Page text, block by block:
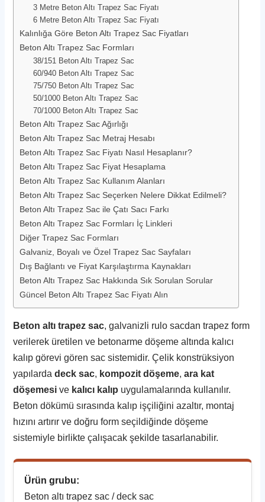
3 Metre Beton Altı Trapez Sac Fiyatı
6 Metre Beton Altı Trapez Sac Fiyatı
Kalınlığa Göre Beton Altı Trapez Sac Fiyatları
Beton Altı Trapez Sac Formları
38/151 Beton Altı Trapez Sac
60/940 Beton Altı Trapez Sac
75/750 Beton Altı Trapez Sac
50/1000 Beton Altı Trapez Sac
70/1000 Beton Altı Trapez Sac
Beton Altı Trapez Sac Ağırlığı
Beton Altı Trapez Sac Metraj Hesabı
Beton Altı Trapez Sac Fiyatı Nasıl Hesaplanır?
Beton Altı Trapez Sac Fiyat Hesaplama
Beton Altı Trapez Sac Kullanım Alanları
Beton Altı Trapez Sac Seçerken Nelere Dikkat Edilmeli?
Beton Altı Trapez Sac ile Çatı Sacı Farkı
Beton Altı Trapez Sac Formları İç Linkleri
Diğer Trapez Sac Formları
Galvaniz, Boyalı ve Özel Trapez Sac Sayfaları
Dış Bağlantı ve Fiyat Karşılaştırma Kaynakları
Beton Altı Trapez Sac Hakkında Sık Sorulan Sorular
Güncel Beton Altı Trapez Sac Fiyatı Alın
Beton altı trapez sac, galvanizli rulo sacdan trapez form
verilerek üretilen ve betonarme döşeme altında kalıcı
kalıp görevi gören sac sistemidir. Çelik konstrüksiyon
yapılardadeck sac, kompozit döşeme,ara kat
döşemesi ve kalıcı kalıp uygulamalarında kullanılır.
Beton dökümü sırasında kalıp işçiliğini azaltır, montaj
hızını artırır ve doğru form seçildiğinde döşeme
sistemiyle birlikte çalışacak şekilde tasarlanabilir.
Ürün grubu:
Beton altı trapez sac / deck sac